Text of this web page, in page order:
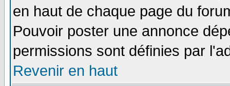
en haut de chaque page du
Pouvoir poster une annonce
permissions sont définies par
Revenir en haut